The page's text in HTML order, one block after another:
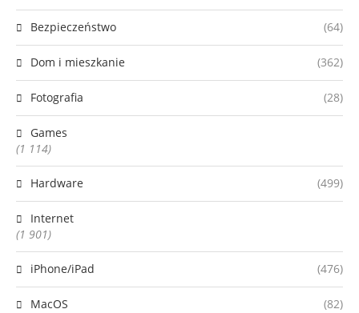
Bezpieczeństwo (64)
Dom i mieszkanie (362)
Fotografia (28)
Games
(1 114)
Hardware (499)
Internet
(1 901)
iPhone/iPad (476)
MacOS (82)